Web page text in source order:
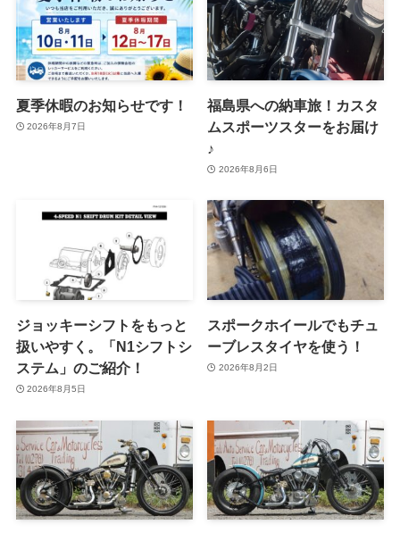
夏季休暇のお知らせです！
2026年8月7日
福島県への納車旅！カスタ
ムスポーツスターをお届け
♪
2026年8月6日
ジョッキーシフトをもっと
扱いやすく。「N1シフトシ
ステム」のご紹介！
2026年8月5日
スポークホイールでもチュ
ーブレスタイヤを使う！
2026年8月2日